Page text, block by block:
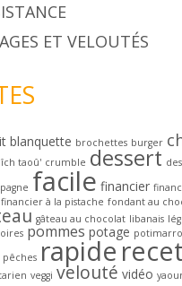
ET VELOUTÉS
blanquette brochettes burger
taoû' crumble dessert
facile financier
financier à la pistache fondant au
gâteau au chocolat libanais
pommes potage
pêches rapide
veggi velouté vidéo